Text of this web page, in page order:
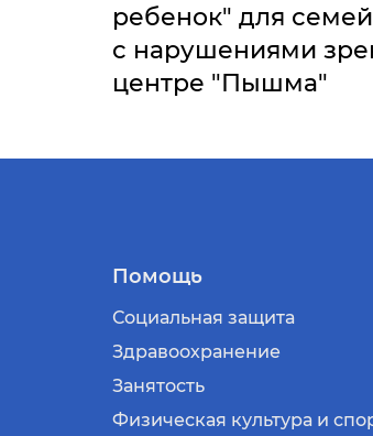
ребенок" для
с нарушениями
центре "Пышма"
Помощь
Социальная защита
Здравоохранение
Занятость
Физическая культура и